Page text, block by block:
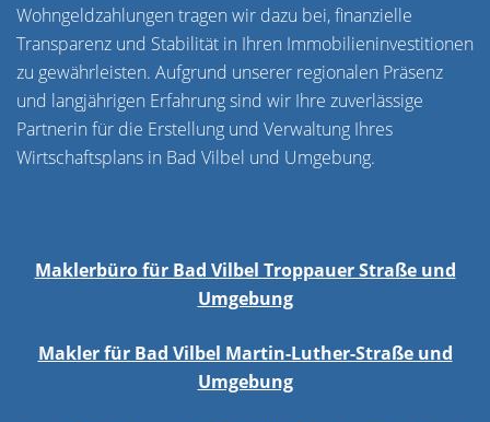
Wohngeldzahlungen tragen wir dazu bei, finanzielle
Transparenz und Stabilität in Ihren Immobilieninvestitionen
zu gewährleisten. Aufgrund unserer regionalen Präsenz
und langjährigen Erfahrung sind wir Ihre zuverlässige
Partnerin für die Erstellung und Verwaltung Ihres
Wirtschaftsplans in Bad Vilbel und Umgebung.
Maklerbüro für Bad Vilbel Troppauer Straße und
Umgebung
Makler für Bad Vilbel Martin-Luther-Straße und
Umgebung